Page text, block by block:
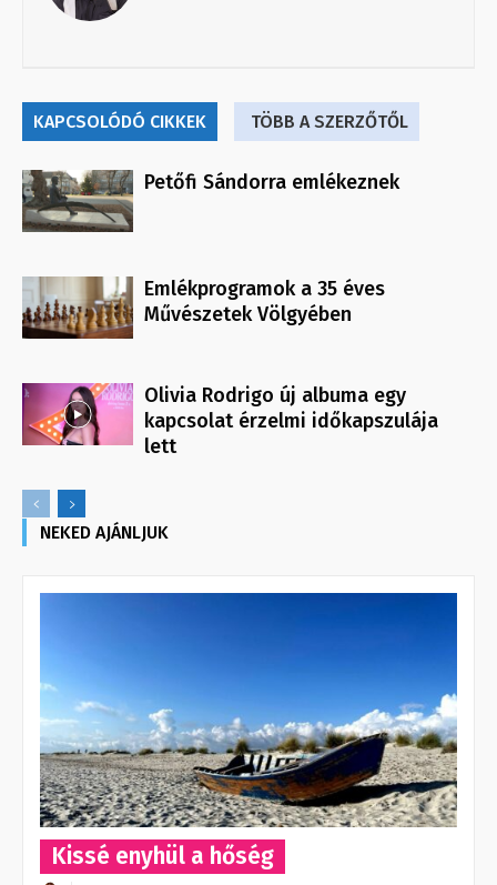
KAPCSOLÓDÓ CIKKEK TÖBB A SZERZŐTŐL
Petőfi Sándorra emlékeznek
Emlékprogramok a 35 éves
Művészetek Völgyében
Olivia Rodrigo új albuma egy
kapcsolat érzelmi időkapszulája
lett
NEKED AJÁNLJUK
Kissé enyhül a hőség